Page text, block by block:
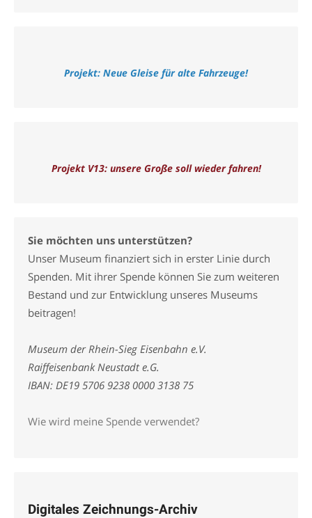
Projekt: Neue Gleise für alte Fahrzeuge!
Projekt V13: unsere Große soll wieder fahren!
Sie möchten uns unterstützen?
Unser Museum finanziert sich in erster Linie durch
Spenden. Mit ihrer Spende können Sie zum weiteren
Bestand und zur Entwicklung unseres Museums
beitragen!
Museum der Rhein-Sieg Eisenbahn e.V.
Raiffeisenbank Neustadt e.G.
IBAN: DE19 5706 9238 0000 3138 75
Wie wird meine Spende verwendet?
Digitales Zeichnungs-Archiv